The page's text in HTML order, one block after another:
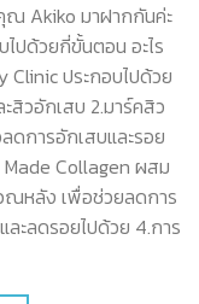
ณ Akiko มาฝากกันค่ะ
ปด้วยกี่ขั้นตอน อะไร
Clinic ประกอบไปด้วย
สิวอักเสบ 2.มาร์คสิว
ดการอักเสบและรอย
Made Collagen ผสม
ณหลัง เพื่อช่วยลดการ
ะลดรอยไปด้วย 4.การ